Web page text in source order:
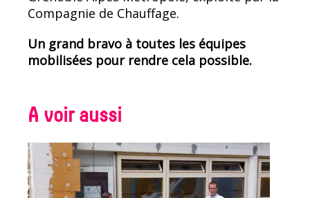
Compagnie de Chauffage.
Un grand bravo à toutes les équipes
mobilisées pour rendre cela possible.
A voir aussi